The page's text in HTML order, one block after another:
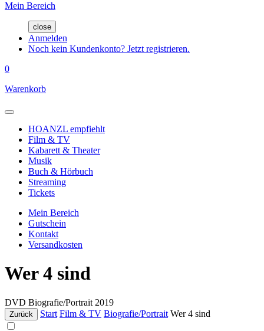
Mein Bereich
close
Anmelden
Noch kein Kundenkonto? Jetzt registrieren.
0
Warenkorb
HOANZL empfiehlt
Film & TV
Kabarett & Theater
Musik
Buch & Hörbuch
Streaming
Tickets
Mein Bereich
Gutschein
Kontakt
Versandkosten
Wer 4 sind
DVD Biografie/Portrait 2019
Zurück Start Film & TV Biografie/Portrait Wer 4 sind